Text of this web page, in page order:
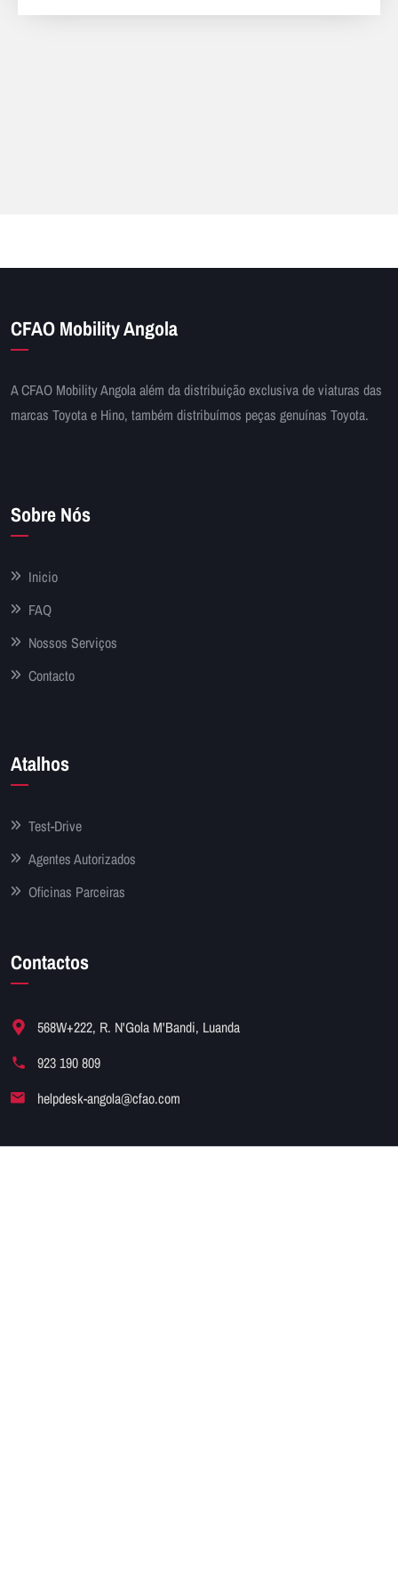
CFAO Mobility Angola
A CFAO Mobility Angola além da distribuição exclusiva de viaturas das
marcas Toyota e Hino, também distribuímos peças genuínas Toyota.
Sobre Nós
Inicio
FAQ
Nossos Serviços
Contacto
Atalhos
Test-Drive
Agentes Autorizados
Oficinas Parceiras
Contactos
568W+222, R. N'Gola M'Bandi, Luanda
923 190 809
helpdesk-angola@cfao.com